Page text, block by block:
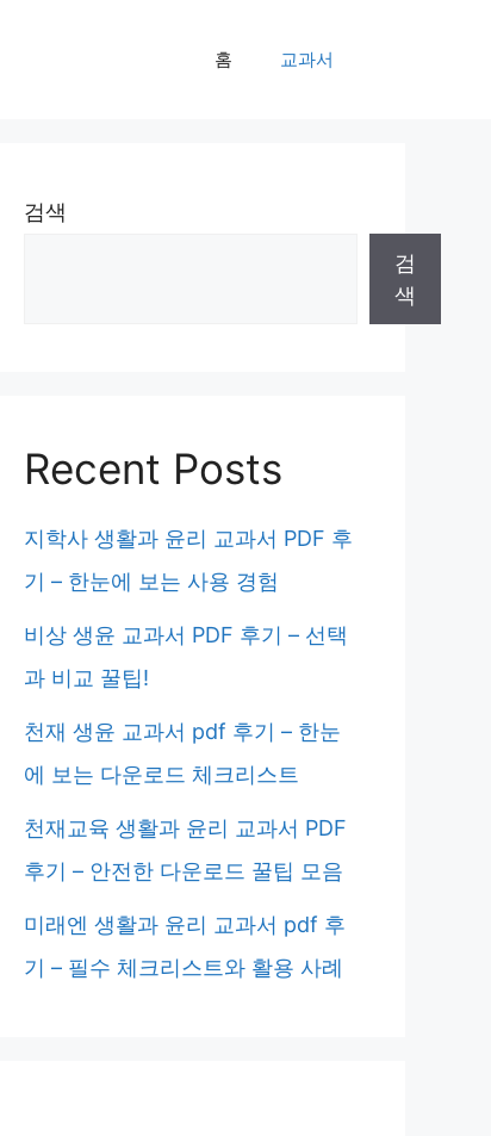
홈 교과서
검색
검
색
Recent Posts
지학사 생활과 윤리 교과서 PDF 후
기 – 한눈에 보는 사용 경험
비상 생윤 교과서 PDF 후기 – 선택
과 비교 꿀팁!
천재 생윤 교과서 pdf 후기 – 한눈
에 보는 다운로드 체크리스트
천재교육 생활과 윤리 교과서 PDF
후기 – 안전한 다운로드 꿀팁 모음
미래엔 생활과 윤리 교과서 pdf 후
기 – 필수 체크리스트와 활용 사례